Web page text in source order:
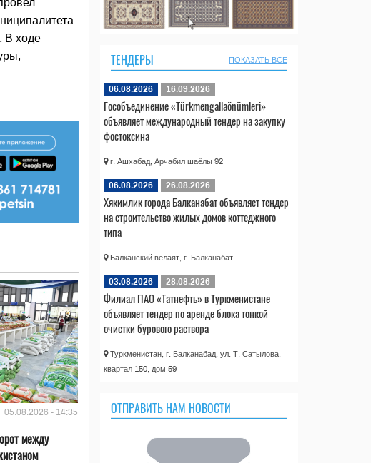
В ходе
05.08.2026 - 14:35
между
ТЕНДЕРЫ ПОКАЗАТЬ ВСЕ
06.08.2026 16.09.2026
Гособъединение «Türkmengallaönümleri»
объявляет международный тендер на закупку
фостоксина
г. Ашхабад, Арчабил шаёлы 92
06.08.2026 26.08.2026
Хякимлик города Балканабат объявляет тендер
на строительство жилых домов коттеджного
типа
Балканский велаят, г. Балканабат
03.08.2026 28.08.2026
Филиал ПАО «Татнефть» в Туркменистане
объявляет тендер по аренде блока тонкой
очистки бурового раствора
Туркменистан, г. Балканабад, ул. Т. Сатылова,
квартал 150, дом 59
ОТПРАВИТЬ НАМ НОВОСТИ